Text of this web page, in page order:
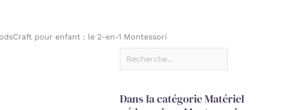
pour enfant : le 2-en-1 Montessori
Dans la catégorie Matériel